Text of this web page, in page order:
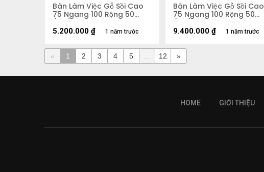
Bàn Làm Việc Gỗ Sồi Cao
75 Ngang 100 Rộng 50
(cm) 2
1 năm trước
5.200.000 ₫
Bàn Làm Việc Gỗ Sồi Cao
75 Ngang 100 Rộng 50
(cm)
1 năm trước
9.400.000 ₫
« 1 2 3 4 5 12 »
HOME GIỚI THIỆU